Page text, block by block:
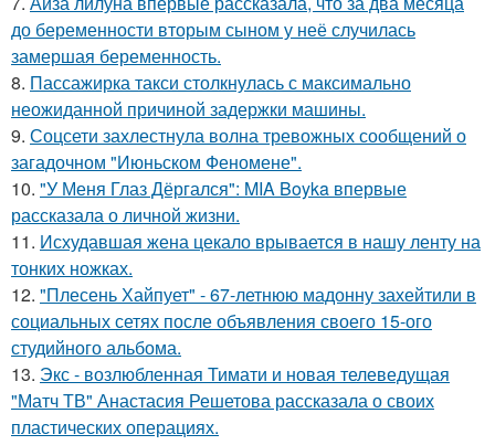
до беременности вторым сыном у неё случилась
замершая беременность.
8. Пассажирка такси столкнулась с максимально
неожиданной причиной задержки машины.
9. Соцсети захлестнула волна тревожных сообщений о
загадочном "Июньском Феномене".
10. "У Меня Глаз Дёргался": MIA Boyka впервые
рассказала о личной жизни.
11. Исхудавшая жена цекало врывается в нашу ленту на
тонких ножках.
12. "Плесень Хайпует" - 67-летнюю мадонну захейтили в
социальных сетях после объявления своего 15-ого
студийного альбома.
13. Экс - возлюбленная Тимати и новая телеведущая
"Матч ТВ" Анастасия Решетова рассказала о своих
пластических операциях.